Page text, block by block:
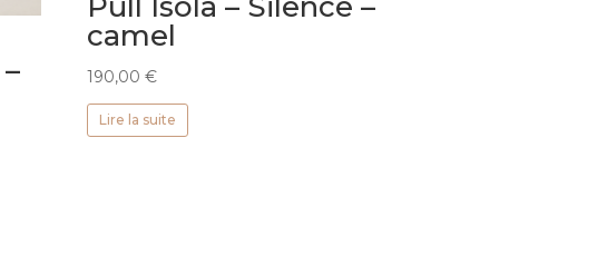
Pull Isola – Silence –
camel
190,00€
Lire la suite